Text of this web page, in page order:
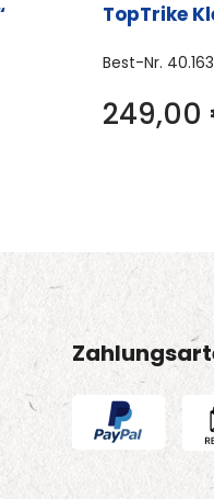
TopTrike
Best-Nr. 40.163
249,00